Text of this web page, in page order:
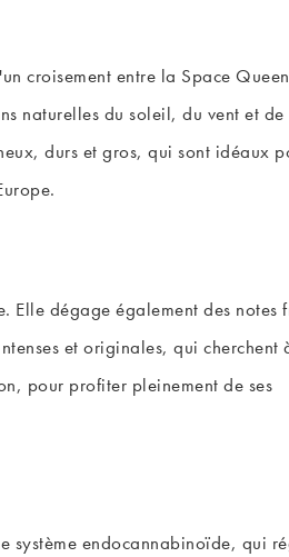
croisement entre la Space
naturelles du soleil, du vent et de
durs et gros, qui sont idéaux
dégage également des notes
et originales, qui cherchent
pour profiter pleinement de ses
système endocannabinoïde, qui